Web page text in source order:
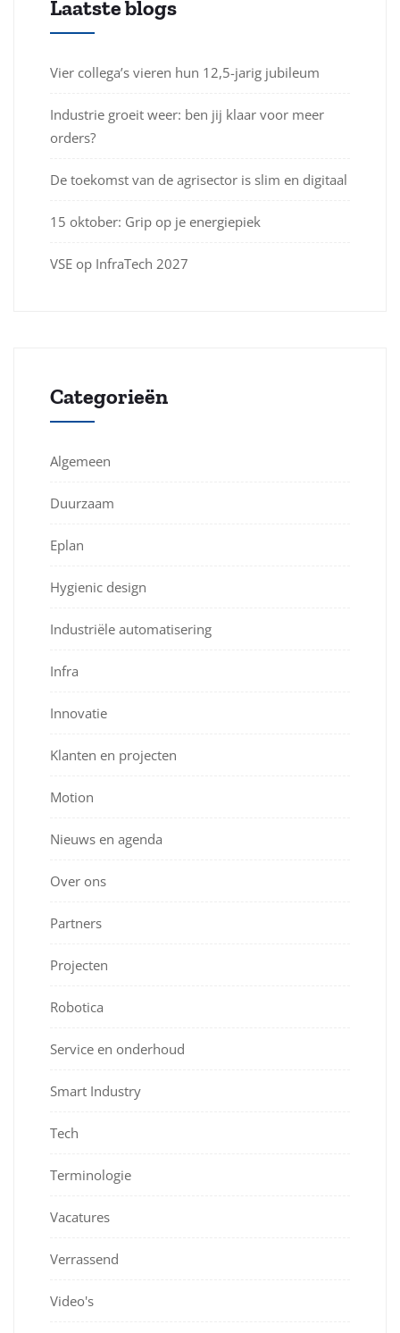
Laatste blogs
Vier collega’s vieren hun 12,5-jarig jubileum
Industrie groeit weer: ben jij klaar voor meer
orders?
De toekomst van de agrisector is slim en digitaal
15 oktober: Grip op je energiepiek
VSE op InfraTech 2027
Categorieën
Algemeen
Duurzaam
Eplan
Hygienic design
Industriële automatisering
Infra
Innovatie
Klanten en projecten
Motion
Nieuws en agenda
Over ons
Partners
Projecten
Robotica
Service en onderhoud
Smart Industry
Tech
Terminologie
Vacatures
Verrassend
Video's